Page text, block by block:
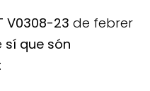
V0308-23 de febrer
sí que són